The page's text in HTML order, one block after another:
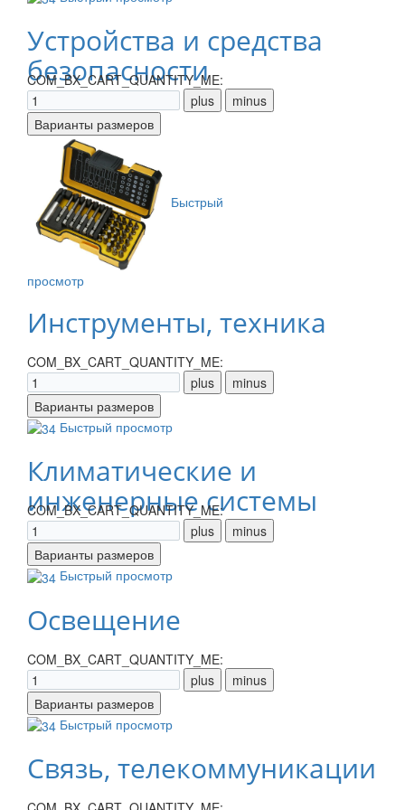
Устройства и средства
безопасности
COM_BX_CART_QUANTITY_ME:
Быстрый
просмотр
Инструменты, техника
COM_BX_CART_QUANTITY_ME:
Быстрый просмотр
Климатические и
инженерные системы
COM_BX_CART_QUANTITY_ME:
Быстрый просмотр
Освещение
COM_BX_CART_QUANTITY_ME:
Быстрый просмотр
Связь, телекоммуникации